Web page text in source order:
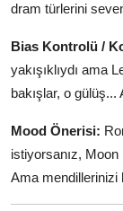
dram türlerini
Bias Kontrolü /
yakışıklıydı ama
bakışlar, o gülüş...
Mood Önerisi:
istiyorsanız,
Ama mendillerinizi